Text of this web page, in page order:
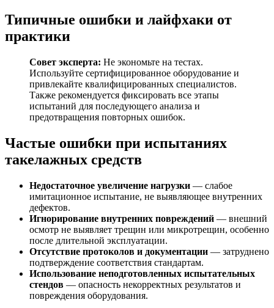
Типичные ошибки и лайфхаки от
практики
Совет эксперта: Не экономьте на тестах.
Используйте сертифицированное оборудование и
привлекайте квалифицированных специалистов.
Также рекомендуется фиксировать все этапы
испытаний для последующего анализа и
предотвращения повторных ошибок.
Частые ошибки при испытаниях
такелажных средств
Недостаточное увеличение нагрузки — слабое
имитационное испытание, не выявляющее внутренних
дефектов.
Игнорирование внутренних повреждений — внешний
осмотр не выявляет трещин или микротрещин, особенно
после длительной эксплуатации.
Отсутствие протоколов и документации — затруднено
подтверждение соответствия стандартам.
Использование неподготовленных испытательных
стендов — опасность некорректных результатов и
повреждения оборудования.